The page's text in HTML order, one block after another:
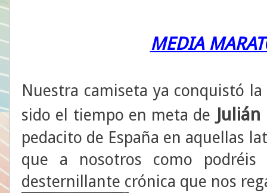
MEDIA
Nuestra camiseta ya conquistó
sido el tiempo en meta de Julián
pedacito de España en aquellas
que a nosotros como
desternillante crónica que nos